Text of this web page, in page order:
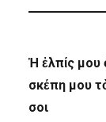
Ἡ ἐλπίς μου
σκέπη μου
σοι